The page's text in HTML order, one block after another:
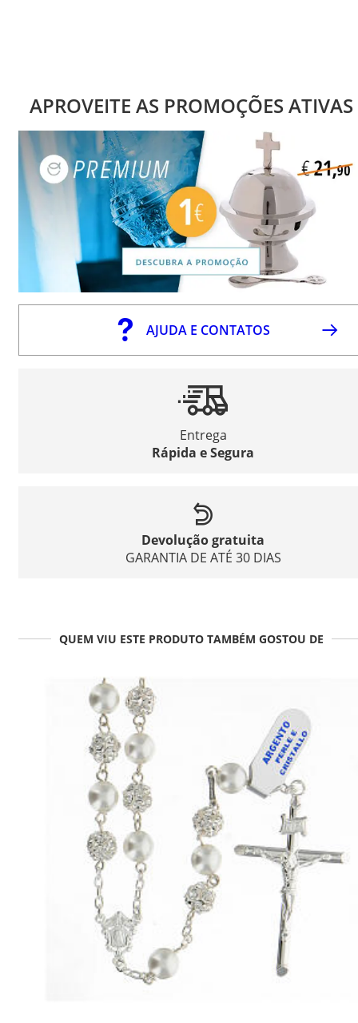
APROVEITE AS PROMOÇÕES ATIVAS
AJUDA E CONTATOS
Entrega
Rápida e Segura
Devolução gratuita
GARANTIA DE ATÉ 30 DIAS
QUEM VIU ESTE PRODUTO TAMBÉM GOSTOU DE